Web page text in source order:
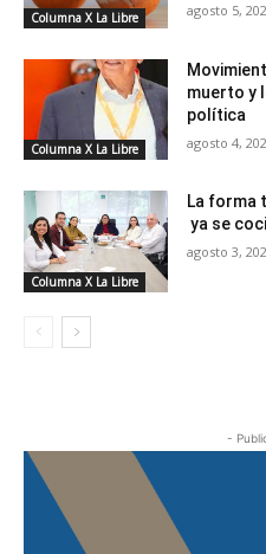
Columna X La Libre agosto 5,
Columna X La Libre
muerto y
política
agosto 4,
Columna X La Libre
La forma
ya se
agosto 3,
-